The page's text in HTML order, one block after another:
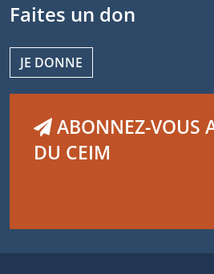
Faites un don
JE DONNE
ABONNEZ-VOUS
DU CEIM